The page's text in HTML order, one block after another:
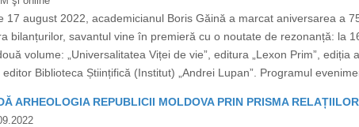
17 august 2022, academicianul Boris Găină a marcat aniversarea a
bilanțurilor, savantul vine în premieră cu o noutate de rezonanță: la
volume: „Universalitatea Viței de vie”, editura „Lexon Prim”,
editor Biblioteca Științifică (Institut) „Andrei Lupan”. Programul
ARHEOLOGIA REPUBLICII MOLDOVA PRIN PRISMA